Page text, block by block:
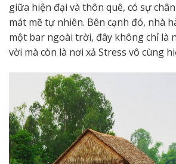
giữa hiện đại và thôn quê, có sự
mát mẽ tự nhiên. Bên cạnh đó, nhà
một bar ngoài trời, đây không chỉ là
vời mà còn là nơi xả Stress vô cùng